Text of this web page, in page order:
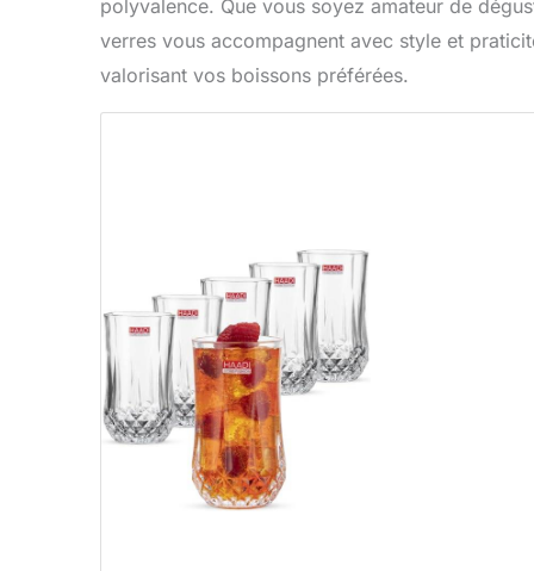
polyvalence. Que vous soyez amateur de
verres vous accompagnent avec style et
valorisant vos boissons préférées.